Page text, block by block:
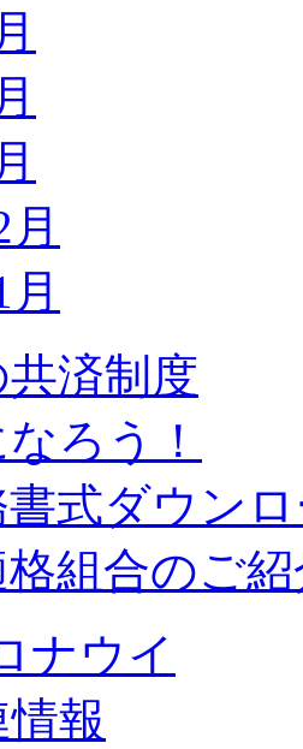
済制度
ろう！
式ダウン
組合のご